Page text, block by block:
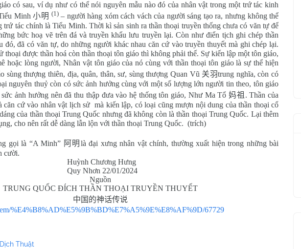
có sau, ví dụ như có thể nói nguyên mẫu nào đó của nhân vật trong một trứ tác kinh
Minh小明 (1)– người hàng xóm cách vách của người sáng tạo ra, nhưng không thể
trứ tác chính là Tiểu Minh. Thời kì sản sinh ra thần thoại truyền thống chưa có văn tự để
bức hoạ vẽ trên đá và truyền khẩu lưu truyền lại. Còn như điển tịch ghi chép thần
đó, đã có văn tự, do những người khác nhau căn cứ vào truyền thuyết mà ghi chép lại.
thoại được thần hoá còn thần thoại tôn giáo thì không phải thế. Sự kiến lập một tôn giáo,
hoặc lòng người, Nhân vật tôn giáo của nó cùng với thần thoại tôn giáo là sự thể hiện
sùng thượng thiên, địa, quân, thân, sư, sùng thượng Quan Vũ 关羽trung nghĩa, còn có
nguyên thuỷ còn có sức ảnh hưởng cùng với một số lượng lớn người tin theo, tôn giáo
ảnh hưởng nên đã thu thập đưa vào hệ thống tôn giáo, Như Ma Tổ妈祖 . Thần của
căn cứ vào nhân vật lịch sử mà kiến lập, có loại cũng mượn nội dung của thần thoại cổ
của thần thoại Trung Quốc nhưng đã không còn là thần thoại Trung Quốc. Lại thêm
cho nên rất dễ dàng lẫn lộn với thần thoại Trung Quốc. (trích)
gọi là “A Minh” 阿明 là đại xưng nhân vật chính, thường xuất hiện trong những bài
cười.
Hưng
22/01/2024
Nguồn
TRUNG QUỐC ĐÍCH THẦN THOẠI TRUYỀN THUYẾT
中国的神话传说
%E4%B8%AD%E5%9B%BD%E7%A5%9E%E8%AF%9D/67729
Thuật